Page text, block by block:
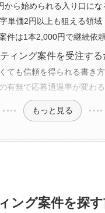
から始められる入り口にな
単価2円以上も狙える領域
件は1本2,000円で継続依
ィング案件を受注す
ても信頼を得られる書き方
有無で応募通過率が変わ
もっと見る
ング案件を探